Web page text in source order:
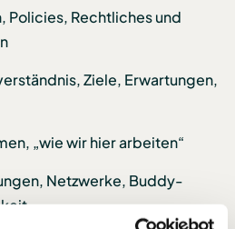
Policies, Rechtliches und
Ziele, Erwartungen,
„wie wir hier arbeiten“
Netzwerke, Buddy-